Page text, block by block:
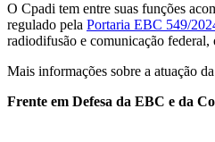
O Cpadi tem entre suas funções
regulado pela Portaria EBC 549/
radiodifusão e comunicação
Mais informações sobre a atuação
Frente em Defesa da EBC e da